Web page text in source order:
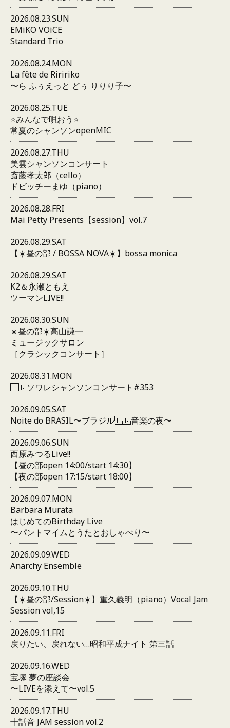
2026.08.23.SUN
EMiKO VOiCE
Standard Trio
2026.08.24.MON
La fête de Riririko
〜ら ふぅえっと どぅ りりり子〜
2026.08.25.TUE
⭐️みんなで唄おう⭐️
常夏のシャンソンopenMIC
2026.08.27.THU
美雲シャンソンコンサート
斎藤孝太郎（cello）
ドビッチーまゆ（piano）
2026.08.28.FRI
Mai Petty Presents【session】vol.7
2026.08.29.SAT
【☀️昼の部 / BOSSA NOVA☀️】bossa monica
2026.08.29.SAT
K2＆永瀬ともえ
ツーマンLIVE!!
2026.08.30.SUN
☀️昼の部☀️高山謙一
ミュージックサロン
［クラシックコンサート］
2026.08.31.MON
🇫🇷ソワレシャンソンコンサート#353
2026.09.05.SAT
Noite do BRASIL〜ブラジル🇧🇷音楽の夜〜
2026.09.06.SUN
西原みつるLive!!
【昼の部open 14:00/start 14:30】
【夜の部open 17:15/start 18:00】
2026.09.07.MON
Barbara Murata
はじめてのBirthday Live
〜パントマイムとうたとおしゃべり〜
2026.09.09.WED
Anarchy Ensemble
2026.09.10.THU
【☀️昼の部/Session☀️】重久義明（piano）Vocal Jam
Session vol,15
2026.09.11.FRI
戻りたい、戻れない…昭和平成ナイト 第三話
2026.09.16.WED
宝塚 夢の座談会
〜LIVEを添えて〜vol.5
2026.09.17.THU
十話音 JAM session vol.2